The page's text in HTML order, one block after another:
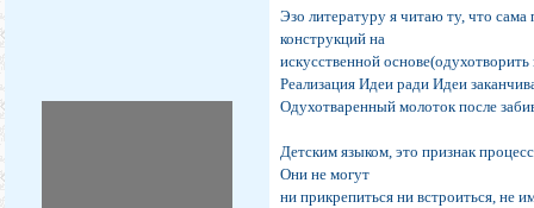
Эзо литературу я читаю ту, что
конструкций на
искусственной
Реализация Идеи ради Идеи
Одухотваренный молоток после
Детским языком, это признак
Они не могут
ни прикрепиться ни встроиться, не